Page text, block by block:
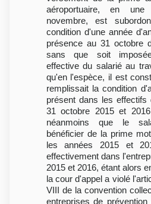
aéroportuaire, en
novembre, est
condition d'une année
présence au 31 octobre
sans que soit
effective du salarié au
qu'en l'espèce, il est
remplissait la condition
présent dans les effectifs
31 octobre 2015 et
néanmoins que le
bénéficier de la prime
les années 2015 et
effectivement dans
2015 et 2016, étant alors
la cour d'appel a violé
VIII de la convention
entreprises de